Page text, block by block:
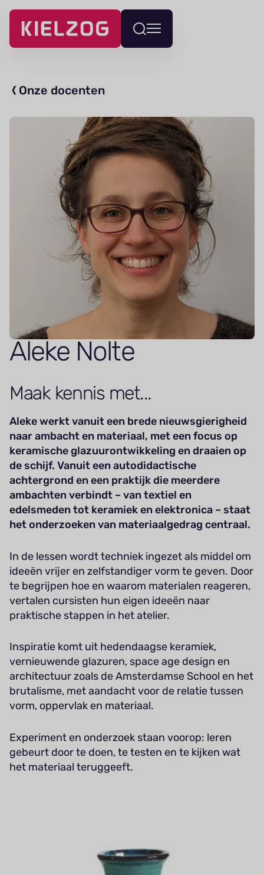
Navigatie
overslaan
Wissel
menu
Onze docenten
Aleke Nolte
Maak kennis met...
Aleke werkt vanuit een brede nieuwsgierigheid
naar ambacht en materiaal, met een focus op
keramische glazuurontwikkeling en draaien op
de schijf. Vanuit een autodidactische
achtergrond en een praktijk die meerdere
ambachten verbindt – van textiel en
edelsmeden tot keramiek en elektronica – staat
het onderzoeken van materiaalgedrag centraal.
In de lessen wordt techniek ingezet als middel om
ideeën vrijer en zelfstandiger vorm te geven. Door
te begrijpen hoe en waarom materialen reageren,
vertalen cursisten hun eigen ideeën naar
praktische stappen in het atelier.
Inspiratie komt uit hedendaagse keramiek,
vernieuwende glazuren, space age design en
architectuur zoals de Amsterdamse School en het
brutalisme, met aandacht voor de relatie tussen
vorm, oppervlak en materiaal.
Experiment en onderzoek staan voorop: leren
gebeurt door te doen, te testen en te kijken wat
het materiaal teruggeeft.